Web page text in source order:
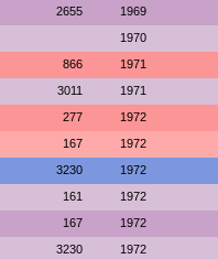
2655 1969
1970
866 1971
3011 1971
277 1972
167 1972
3230 1972
161 1972
167 1972
3230 1972